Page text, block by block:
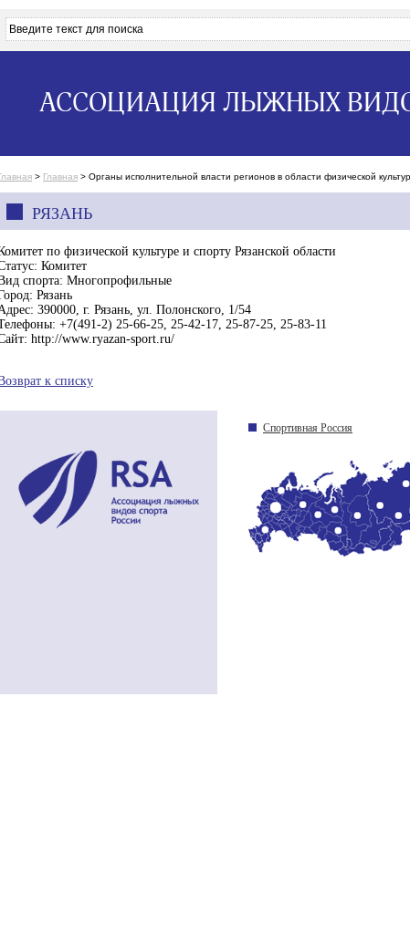
АССОЦИАЦИЯ ЛЫЖНЫХ
> Главная > Органы исполнительной власти регионов в области физической
РЯЗАНЬ
по физической культуре и спорту Рязанской области
Комитет
спорта: Многопрофильные
Рязань
390000, г. Рязань, ул. Полонского, 1/54
+7(491-2) 25-66-25, 25-42-17, 25-87-25, 25-83-11
http://www.ryazan-sport.ru/
к списку
Спортивная Россия